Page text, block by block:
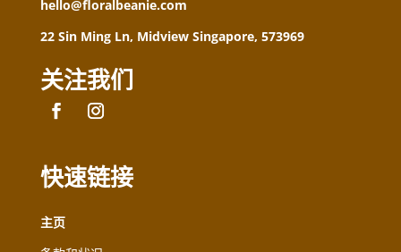
hello@floralbeanie.com
22 Sin Ming Ln, Midview Singapore, 573969
关注我们
快速链接
主页